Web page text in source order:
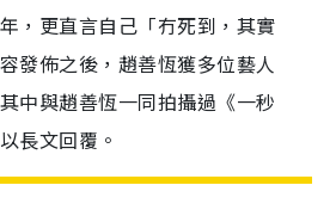
，更直言自己「冇死到，其實
發佈之後，趙善恆獲多位藝人
中與趙善恆一同拍攝過《一秒
長文回覆。